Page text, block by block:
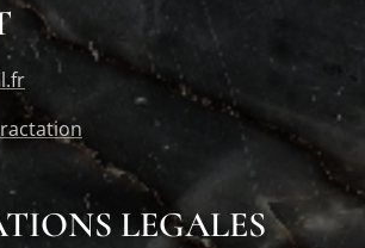
LEGALES
Fil - Reproduction Interdite